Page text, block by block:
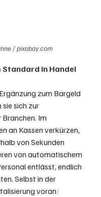
/ pixabay.com
in Handel
zum Bargeld
sich zur
Im
an Kassen verkürzen,
von Sekunden
von automatischem
entlässt, endlich
Selbst in der
voran: